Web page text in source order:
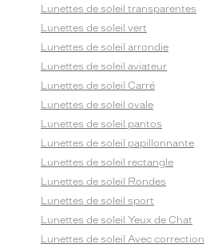
Lunettes de soleil transparentes
Lunettes de soleil vert
Lunettes de soleil arrondie
Lunettes de soleil aviateur
Lunettes de soleil Carré
Lunettes de soleil ovale
Lunettes de soleil pantos
Lunettes de soleil papillonnante
Lunettes de soleil rectangle
Lunettes de soleil Rondes
Lunettes de soleil sport
Lunettes de soleil Yeux de Chat
Lunettes de soleil Avec correction